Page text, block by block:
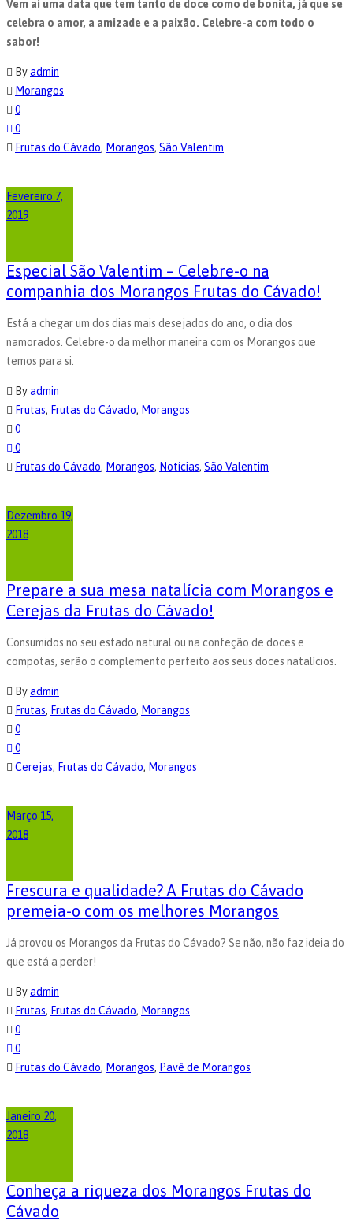
Vem aí uma data que tem tanto de doce como de bonita, já que se
celebra o amor, a amizade e a paixão. Celebre-a com todo o
sabor!
Byadmin
Morangos
0
0
Frutas do Cávado, Morangos, São Valentim
Fevereiro 7,
2019
Especial São Valentim – Celebre-o na
companhia dos Morangos Frutas do Cávado!
Está a chegar um dos dias mais desejados do ano, o dia dos
namorados. Celebre-o da melhor maneira com os Morangos que
temos para si.
Byadmin
Frutas, Frutas do Cávado, Morangos
0
0
Frutas do Cávado, Morangos, Notícias, São Valentim
Dezembro 19,
2018
Prepare a sua mesa natalícia com Morangos e
Cerejas da Frutas do Cávado!
Consumidos no seu estado natural ou na confeção de doces e
compotas, serão o complemento perfeito aos seus doces natalícios.
Byadmin
Frutas, Frutas do Cávado, Morangos
0
0
Cerejas, Frutas do Cávado, Morangos
Março 15,
2018
Frescura e qualidade? A Frutas do Cávado
premeia-o com os melhores Morangos
Já provou os Morangos da Frutas do Cávado? Se não, não faz ideia do
que está a perder!
Byadmin
Frutas, Frutas do Cávado, Morangos
0
0
Frutas do Cávado, Morangos, Pavê de Morangos
Janeiro 20,
2018
Conheça a riqueza dos Morangos Frutas do
Cávado